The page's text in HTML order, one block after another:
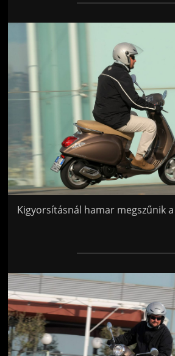
Jön még kép!
Kigyorsításnál hamar megszűnik
Jön még